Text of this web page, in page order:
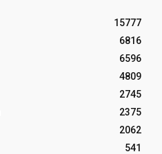
15777
6816
6596
4809
2745
2375
2062
541